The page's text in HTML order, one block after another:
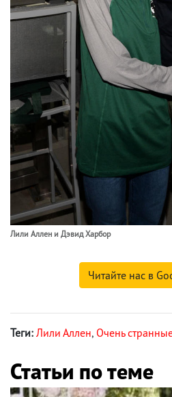
Лили Аллен и Дэвид Харбор
Читайте нас в
Теги: Лили Аллен, Очень
Статьи по теме